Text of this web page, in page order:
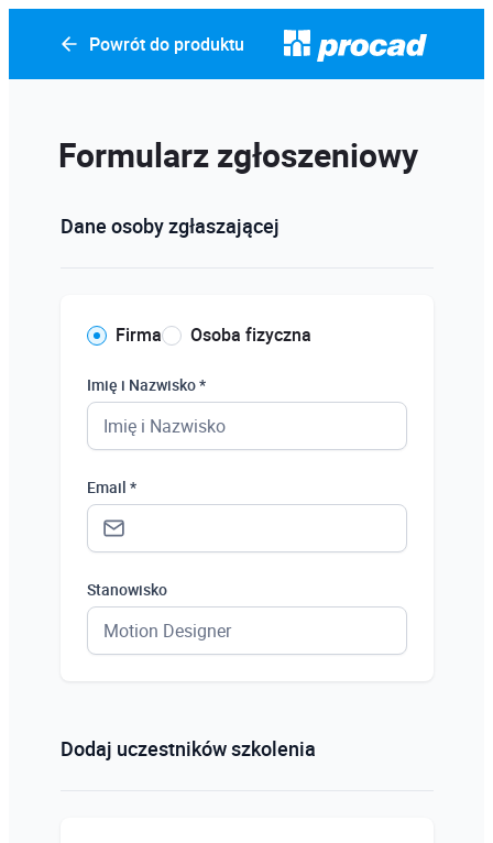
Powrót do produktu
Formularz zgłoszeniowy
Dane osoby zgłaszającej
Firma Osoba fizyczna
Imię i Nazwisko *
Email *
Stanowisko
Dodaj uczestników szkolenia